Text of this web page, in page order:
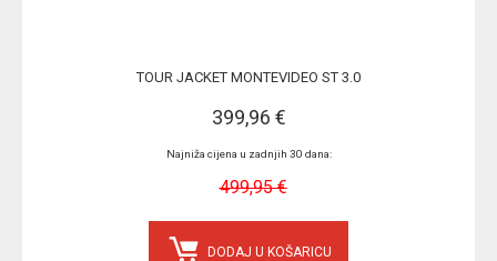
TOUR JACKET MONTEVIDEO ST 3.0
399,96 €
Najniža cijena u zadnjih 30 dana:
499,95 €
DODAJ U KOŠARICU